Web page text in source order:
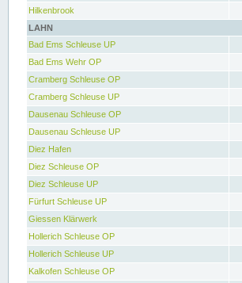
Hilkenbrook
LAHN
Bad Ems Schleuse UP
Bad Ems Wehr OP
Cramberg Schleuse OP
Cramberg Schleuse UP
Dausenau Schleuse OP
Dausenau Schleuse UP
Diez Hafen
Diez Schleuse OP
Diez Schleuse UP
Fürfurt Schleuse UP
Giessen Klärwerk
Hollerich Schleuse OP
Hollerich Schleuse UP
Kalkofen Schleuse OP